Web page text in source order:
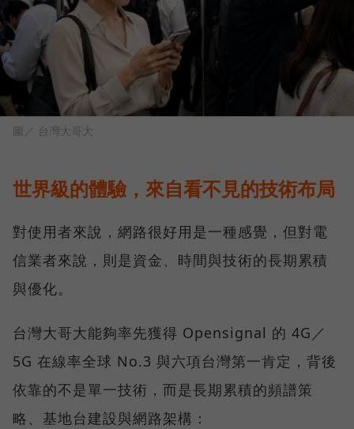
圖／ 台灣大哥大
世界級的體驗，來自看不見的技術布局
對使用者來說，網路很好用是一種感覺，但對電
信業者來說，則是資金、時間與技術的長期累積
與優化。
台灣大哥大能夠率先獲得 Opensignal 的 4G／
5G 在線率全球 No.3 與六項台灣第一肯定，背後
依靠的不是單一技術，而是長期累積的頻譜策
略、基地台建設與網路架構：